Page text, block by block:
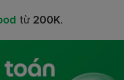
từ 200K.